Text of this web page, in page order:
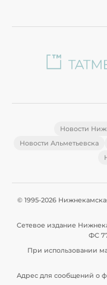
Новости
Новости Альметьевска
© 1995-2026
Сетевое издание
ФС
При использовании
Адрес для сообщений о